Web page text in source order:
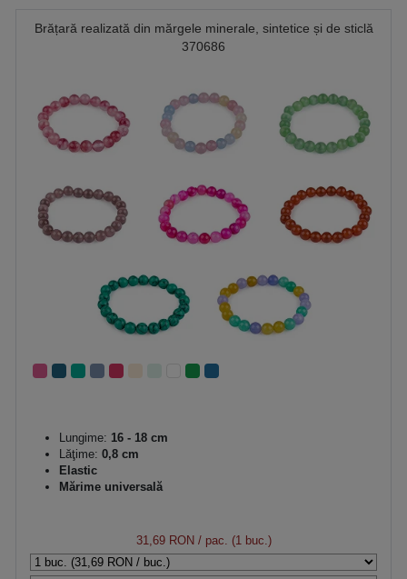
Brățară realizată din mărgele minerale, sintetice și de sticlă
370686
Lungime: 16 - 18 cm
Lăţime: 0,8 cm
Elastic
Mărime universală
31,69 RON / pac. (1 buc.)